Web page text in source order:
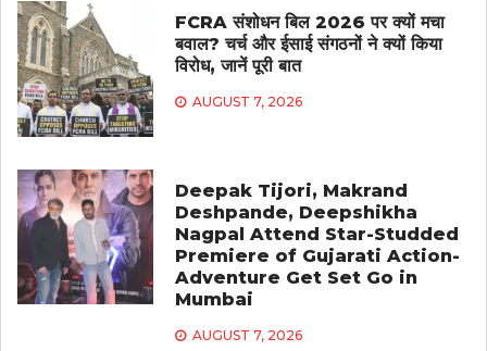
FCRA संशोधन बिल 2026 पर क्यों मचा
बवाल? चर्च और ईसाई संगठनों ने क्यों किया
विरोध, जानें पूरी बात
AUGUST 7, 2026
Deepak Tijori, Makrand
Deshpande, Deepshikha
Nagpal Attend Star-Studded
Premiere of Gujarati Action-
Adventure Get Set Go in
Mumbai
AUGUST 7, 2026